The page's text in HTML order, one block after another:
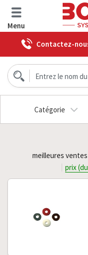
Menu
Contactez-
Catégorie
meilleures ventes
prix